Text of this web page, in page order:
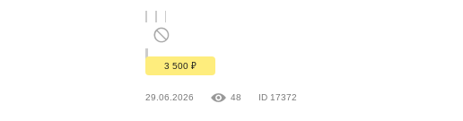
3 500 ₽
29.06.2026 48 ID 17372